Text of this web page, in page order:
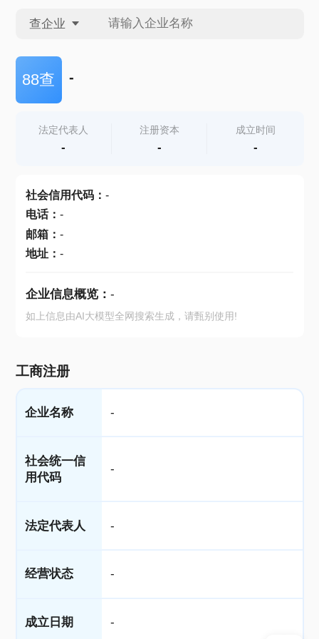
查企业
查企业
查产地
88查 -
法定代表人
-
注册资本
-
成立时间
-
社会信用代码： -
电话： -
邮箱： -
地址： -
企业信息概览： -
如上信息由AI大模型全网搜索生成，请甄别使用!
工商注册
企业名称 -
社会统一信
用代码
-
法定代表人 -
经营状态 -
成立日期 -